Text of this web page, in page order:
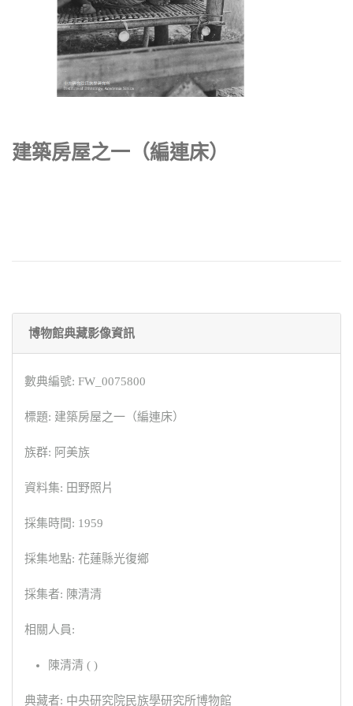
建築房屋之一（編連床）
博物館典藏影像資訊
數典編號: FW_0075800
標題: 建築房屋之一（編連床）
族群: 阿美族
資料集: 田野照片
採集時間: 1959
採集地點: 花蓮縣光復鄉
採集者: 陳清清
相關人員:
陳清清 ( )
典藏者: 中央研究院民族學研究所博物館